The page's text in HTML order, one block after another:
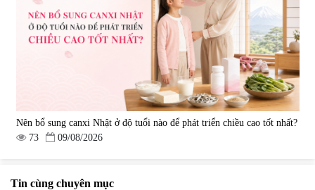
Nên bổ sung canxi Nhật ở độ tuổi nào để phát triển chiều cao tốt nhất?
73
09/08/2026
Tin cùng chuyên mục